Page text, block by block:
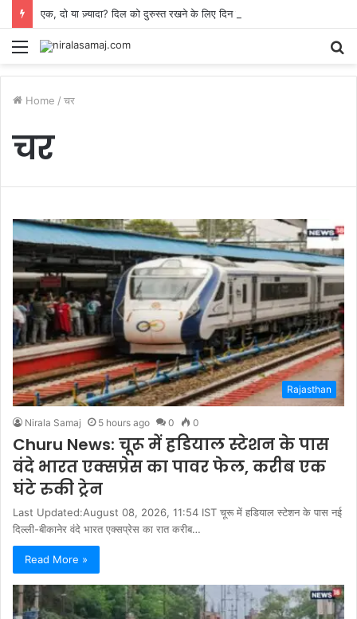
Menu
Home / चर
चर
Rajasthan
Nirala Samaj 5 hours ago 0 0
Churu News: चूरू में हडियाल स्टेशन के पास
वंदे भारत एक्सप्रेस का पावर फेल, करीब एक
घंटे रुकी ट्रेन
Last Updated:August 08, 2026, 11:54 IST चूरू में हडियाल स्टेशन के पास नई
दिल्ली-बीकानेर वंदे भारत एक्सप्रेस का रात करीब…
Read More »